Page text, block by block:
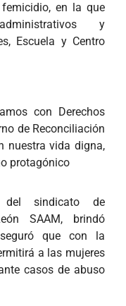
en la que
y
Escuela y Centro
con Derechos
de Reconciliación
nuestra vida digna,
protagónico
del sindicato de
SAAM, brindó
que con la
a las mujeres
casos de abuso